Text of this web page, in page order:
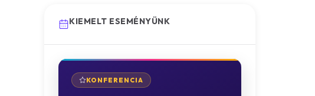
KIEMELT ESEMÉNYÜNK
KONFERENCIA